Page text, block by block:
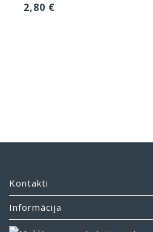
2,80 €
Kontakti
Informācija